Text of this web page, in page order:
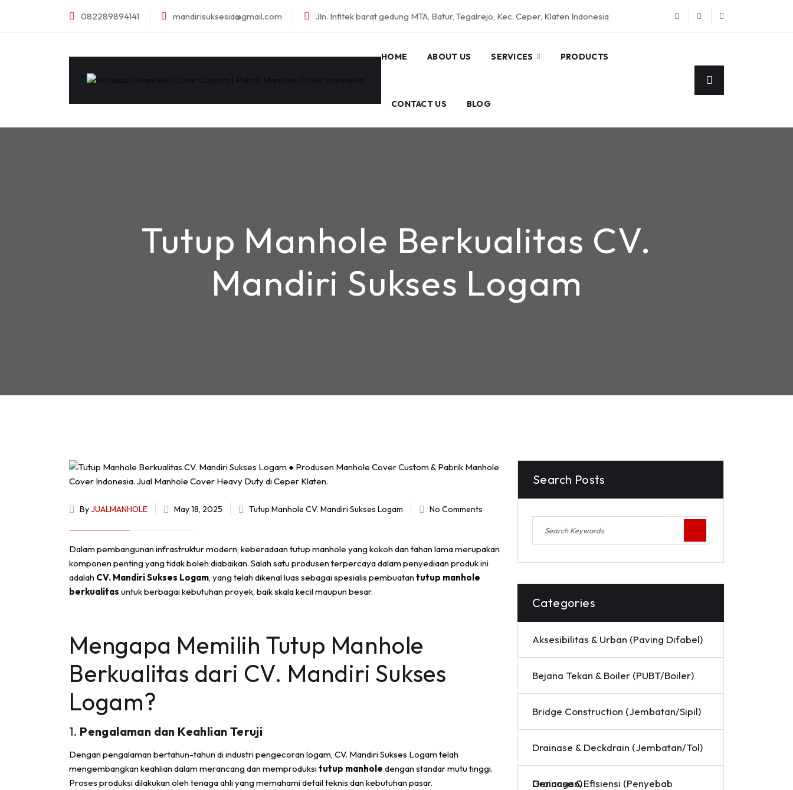
082289894141 mandirisuksesid@gmail.com Jln. Infitek barat gedung MTA, Batur, Tegalrejo, Kec. Ceper, Klaten Indonesia
HOME ABOUT US SERVICES PRODUCTS
CONTACT US BLOG
Tutup Manhole Berkualitas CV.
Mandiri Sukses Logam
ByJUALMANHOLE May 18, 2025 Tutup Manhole CV. Mandiri Sukses Logam No Comments
Dalam pembangunan infrastruktur modern, keberadaan tutup manhole yang kokoh dan tahan lama merupakan
komponen penting yang tidak boleh diabaikan. Salah satu produsen terpercaya dalam penyediaan produk ini
adalah CV. Mandiri Sukses Logam, yang telah dikenal luas sebagai spesialis pembuatantutup manhole
berkualitas untuk berbagai kebutuhan proyek, baik skala kecil maupun besar.
Mengapa Memilih Tutup Manhole
Berkualitas dari CV. Mandiri Sukses
Logam?
1. Pengalaman dan Keahlian Teruji
Dengan pengalaman bertahun-tahun di industri pengecoran logam, CV. Mandiri Sukses Logam telah
mengembangkan keahlian dalam merancang dan memproduksitutup manhole dengan standar mutu tinggi.
Proses produksi dilakukan oleh tenaga ahli yang memahami detail teknis dan kebutuhan pasar.
Search Posts
Categories
Aksesibilitas & Urban (Paving Difabel)
Bejana Tekan & Boiler (PUBT/Boiler)
Bridge Construction (Jembatan/Sipil)
Drainase & Deckdrain (Jembatan/Tol)
Drainase & Efisiensi (Penyebab Genangan)